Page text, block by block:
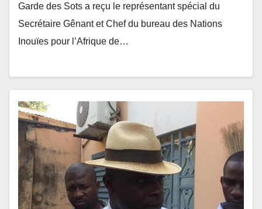
Garde des Sots a reçu le représentant spécial du
Secrétaire Gênant et Chef du bureau des Nations
Inouïes pour l’Afrique de…